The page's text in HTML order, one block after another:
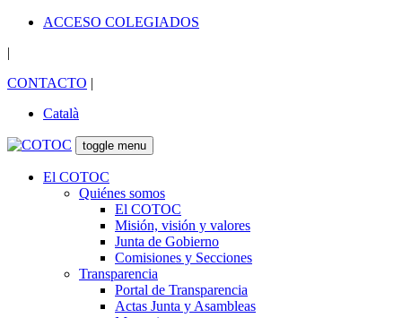
ACCESO COLEGIADOS
|
CONTACTO |
Català
toggle menu
El COTOC
Quiénes somos
El COTOC
Misión, visión y valores
Junta de Gobierno
Comisiones y Secciones
Transparencia
Portal de Transparencia
Actas Junta y Asambleas